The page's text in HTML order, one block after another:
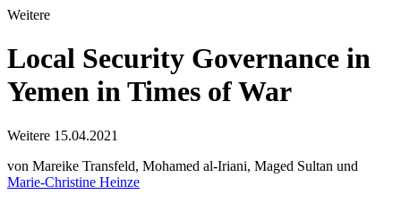
Weitere
Local Security Governance in
Yemen in Times of War
Weitere 15.04.2021
von Mareike Transfeld, Mohamed al-Iriani, Maged Sultan und
Marie-Christine Heinze